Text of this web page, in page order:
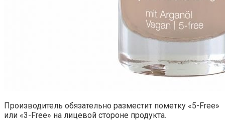
Производитель обязательно разместит пометку «5-Free»
или «3-Free» на лицевой стороне продукта.